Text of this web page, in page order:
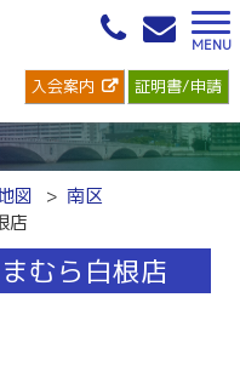
入会案内 証明書/申請
図
南区
店
むら白根店